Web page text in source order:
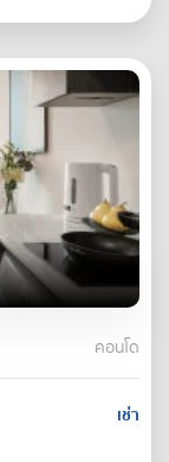
คอนโด
เช่า